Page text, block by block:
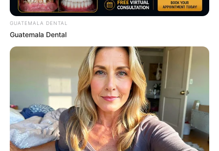
MThai เชื่อในสิ่งที่ทำ ทำในสิ่งที่เชื่อ
รับข่าวสารเลขมงคล สถิติเลขดัง ดวงรายวัน รายเดือน รายปี
พร้อมแนะนำวิธีเสริมดวง
ลุ้นรับรางวัลจากกิจกรรมเสริมความเป็นมงคลให้กับตัวท่านเอง
เปิดสมัครสมาชิก (ฟรี) เร็วๆนี้
GUATEMALA DENTAL
Guatemala Dental